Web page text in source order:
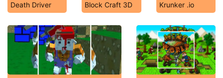
Death Driver Block Craft 3D Krunker .io